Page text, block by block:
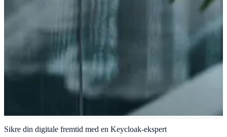
Keycloak identitets- og tilgangsstyring
Sikre din digitale fremtid med en Keycloak-ekspert